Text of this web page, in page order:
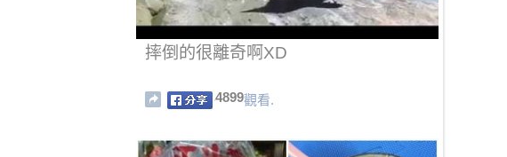
摔倒的很離奇啊XD
4899觀看.